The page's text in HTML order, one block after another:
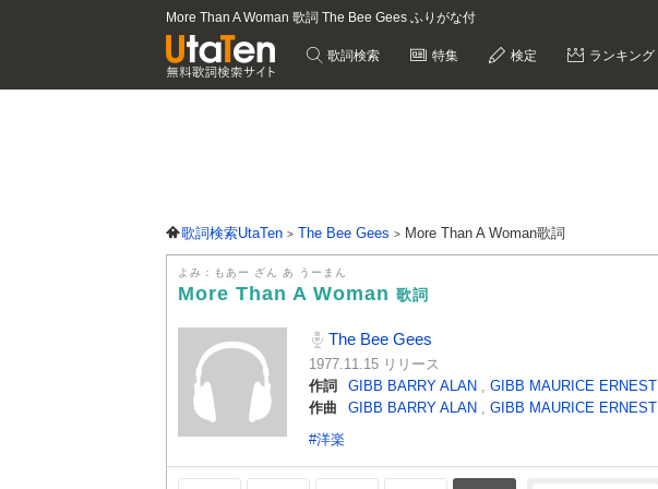
More Than A Woman 歌詞 The Bee Gees ふりがな付
歌詞検索 特集 検定 ランキング
歌詞検索UtaTen The Bee Gees More Than A Woman歌詞
よみ：もあー ざん あ うーまん
More Than A Woman 歌詞
The Bee Gees
1977.11.15 リリース
作詞
GIBB BARRY ALAN , GIBB MAURICE ERNEST
作曲
GIBB BARRY ALAN , GIBB MAURICE ERNEST
#洋楽